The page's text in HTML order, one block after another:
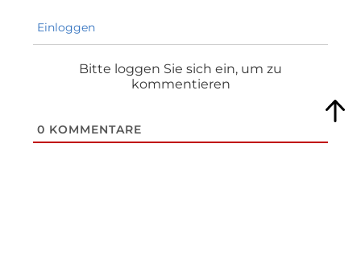
Einloggen
Bitte loggen Sie sich ein, um zu
kommentieren
0 KOMMENTARE